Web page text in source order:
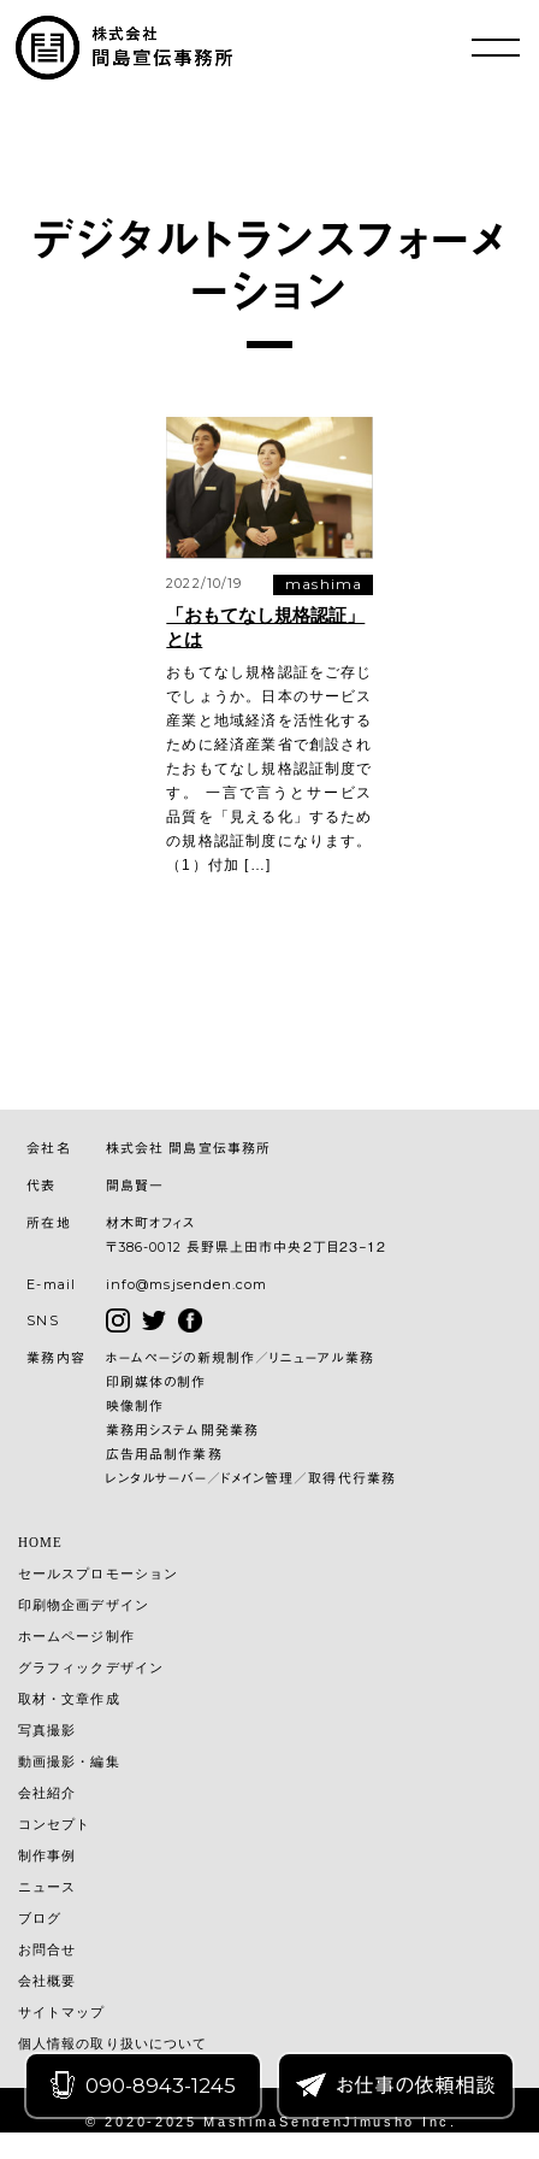
デジタルトランスフォーメ
ーション
2022/10/19 mashima
「おもてなし規格認証」
とは
おもてなし規格認証をご存じ
でしょうか。日本のサービス
産業と地域経済を活性化する
ために経済産業省で創設され
たおもてなし規格認証制度で
す。 一言で言うとサービス
品質を「見える化」するため
の規格認証制度になります。
（1）付加 […]
会社名 株式会社 間島宣伝事務所
代表 間島賢一
所在地
材木町オフィス
〒386-0012 長野県上田市中央２丁目２３−１２
E-mail info@msjsenden.com
SNS
業務内容
ホームページの新規制作／リニューアル業務
印刷媒体の制作
映像制作
業務用システム開発業務
広告用品制作業務
レンタルサーバー／ドメイン管理／取得代行業務
HOME
セールスプロモーション
印刷物企画デザイン
ホームページ制作
グラフィックデザイン
取材・文章作成
写真撮影
動画撮影・編集
会社紹介
コンセプト
制作事例
ニュース
ブログ
お問合せ
会社概要
サイトマップ
個人情報の取り扱いについて
© 2020-2025 MashimaSendenJimusho Inc.
090-8943-1245 お仕事の依頼相談